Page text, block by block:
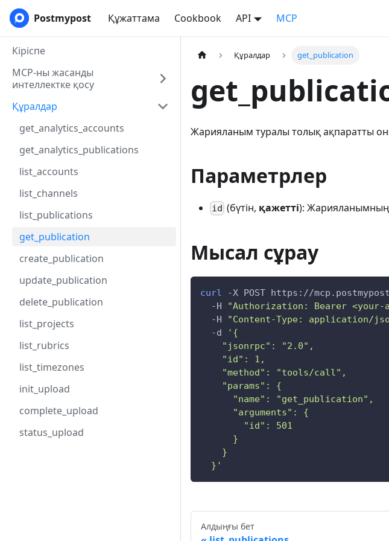
Postmypost Құжаттама Cookbook API MCP
Кіріспе
MCP-ны жасанды
интеллектке қосу
Құралдар
get_analytics_accounts
get_analytics_publications
list_accounts
list_channels
list_publications
get_publication
create_publication
update_publication
delete_publication
list_projects
list_rubrics
list_timezones
init_upload
complete_upload
status_upload
Құралдар get_publication
Жарияланым туралы толық ақпаратты
Параметрлер
id (бүтін, қажетті): Жарияланымның
Мысал сұрау
curl -X POST https://
-H
"Authorization: Bearer <your-
-H
"Content-Type: application/
-d
'{
    "jsonrpc": "2.0",
    "id": 1,
    "method": "tools/call",
    "params": {
      "name": "get_publication",
      "arguments": {
        "id": 501
      }
    }
  }'
Алдыңғы бет